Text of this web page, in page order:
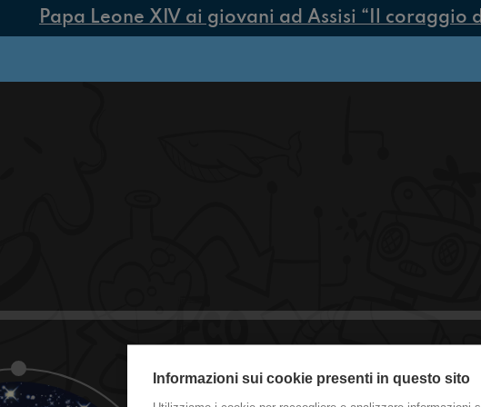
Papa Leone XIV ai giovani ad Assisi “Il coraggio
Informazioni sui cookie presenti in questo sito